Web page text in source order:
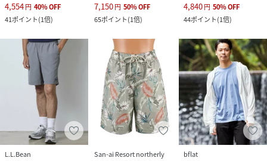
4,554円 40%OFF
41ポイント(1倍)
7,150円 50%OFF
65ポイント(1倍)
4,840円 50%OFF
44ポイント(1倍)
L.L.Bean
San-ai Resort northerly
bflat